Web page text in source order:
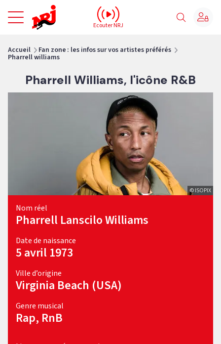
NRJ - Accueil
Ecouter NRJ
Accueil Fan zone : les infos sur vos artistes préférés
Pharrell williams
Pharrell Williams, l'icône R&B
© ISOPIX
Nom réel
Pharrell Lanscilo Williams
Date de naissance
5 avril 1973
Ville d’origine
Virginia Beach (USA)
Genre musical
Rap, RnB